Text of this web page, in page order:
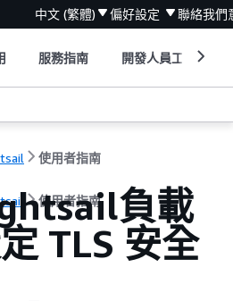
中文 (繁體) 偏好設定 聯絡我們
服務指南 開發人員工具
使用者指南
使用者指南
負載
TLS 安全